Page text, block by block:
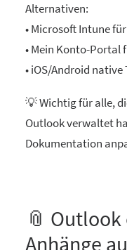
Alternativen:
• Microsoft Intune
• Mein Konto-Portal
• iOS/Android
💡 Wichtig für alle,
Outlook verwaltet
Dokumentation
📎
Anhänge